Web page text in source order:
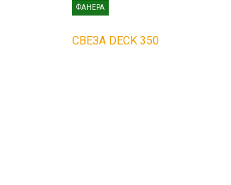
ФАНЕРА
СВЕЗА DECK 350